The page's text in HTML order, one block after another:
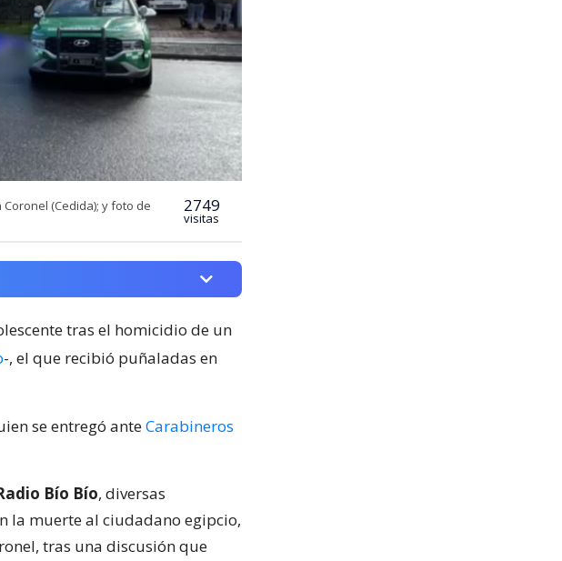
(Cedida); y foto de 2749
visitas
tras el homicidio de un
-, el que recibió puñaladas en
se entregó anteCarabineros
Bío Bío, diversas
la muerte al ciudadano egipcio,
tras una discusión que